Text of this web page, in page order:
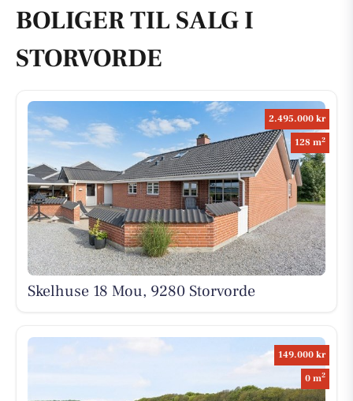
BOLIGER TIL SALG I
STORVORDE
2.495.000 kr
128 m2
Skelhuse 18 Mou, 9280 Storvorde
149.000 kr
0 m2